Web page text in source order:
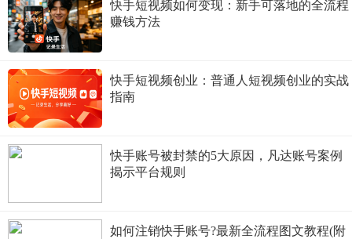
快手短视频如何变现：新手可落地的全流程
赚钱方法
快手短视频创业：普通人短视频创业的实战
指南
快手账号被封禁的5大原因，凡达账号案例
揭示平台规则
如何注销快手账号?最新全流程图文教程(附